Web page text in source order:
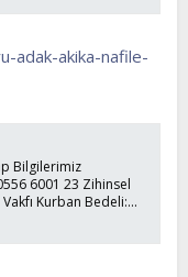
adak-akika-nafile-
Bilgilerimiz
6001 23 Zihinsel
Kurban Bedeli:...